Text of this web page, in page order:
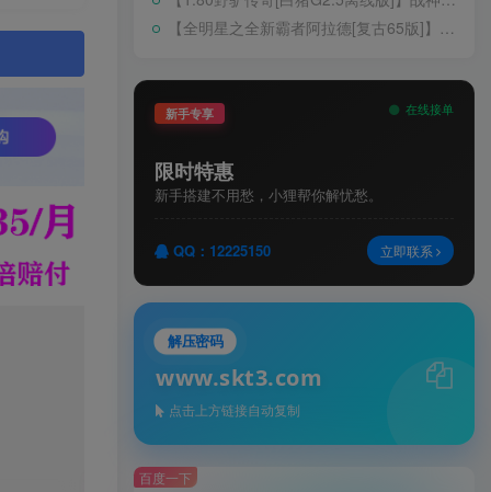
【全明星之全新霸者阿拉德[复古65版]】横版闯关手游Linux服务端+配套表+WEB管理后台+GM授权后台+双端+架设教程
新手专享 在线接单
限时特惠
新手搭建不用愁，小狸帮你解忧愁。
QQ：12225150 立即联系
解压密码
www.skt3.com
点击上方链接自动复制
百度一下